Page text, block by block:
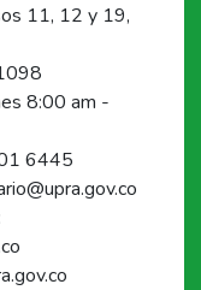
11, 12 y 19,
8:00 am -
6445